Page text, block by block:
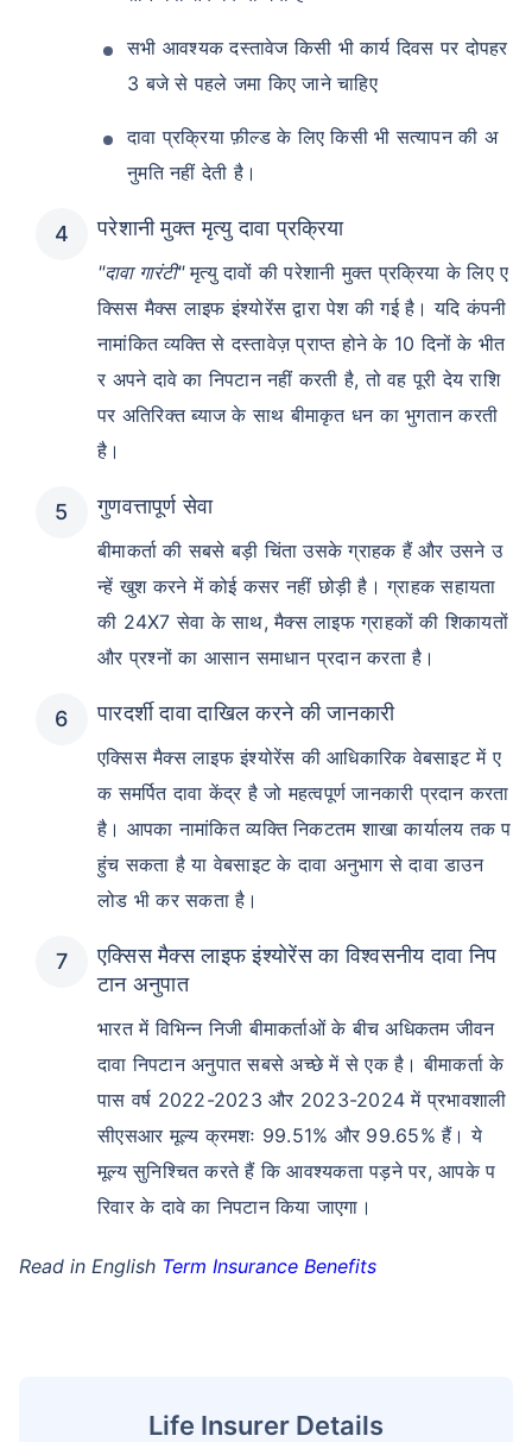
सभी आवश्यक दस्तावेज किसी भी कार्य दिवस पर दोपहर
3 बजे से पहले जमा किए जाने चाहिए
दावा प्रक्रिया फ़ील्ड के लिए किसी भी सत्यापन की अ
नुमति नहीं देती है।
परेशानी मुक्त मृत्यु दावा प्रक्रिया
"दावा गारंटी"मृत्यु दावों की परेशानी मुक्त प्रक्रिया के लिए ए
क्सिस मैक्स लाइफ इंश्योरेंस द्वारा पेश की गई है। यदि कंपनी
नामांकित व्यक्ति से दस्तावेज़ प्राप्त होने के 10 दिनों के भीत
र अपने दावे का निपटान नहीं करती है, तो वह पूरी देय राशि
पर अतिरिक्त ब्याज के साथ बीमाकृत धन का भुगतान करती
है।
गुणवत्तापूर्ण सेवा
बीमाकर्ता की सबसे बड़ी चिंता उसके ग्राहक हैं और उसने उ
न्हें खुश करने में कोई कसर नहीं छोड़ी है। ग्राहक सहायता
की 24X7 सेवा के साथ, मैक्स लाइफ ग्राहकों की शिकायतों
और प्रश्नों का आसान समाधान प्रदान करता है।
पारदर्शी दावा दाखिल करने की जानकारी
एक्सिस मैक्स लाइफ इंश्योरेंस की आधिकारिक वेबसाइट में ए
क समर्पित दावा केंद्र है जो महत्वपूर्ण जानकारी प्रदान करता
है। आपका नामांकित व्यक्ति निकटतम शाखा कार्यालय तक प
हुंच सकता है या वेबसाइट के दावा अनुभाग से दावा डाउन
लोड भी कर सकता है।
एक्सिस मैक्स लाइफ इंश्योरेंस का विश्वसनीय दावा निप
टान अनुपात
भारत में विभिन्न निजी बीमाकर्ताओं के बीच अधिकतम जीवन
दावा निपटान अनुपात सबसे अच्छे में से एक है। बीमाकर्ता के
पास वर्ष 2022-2023 और 2023-2024 में प्रभावशाली
सीएसआर मूल्य क्रमशः 99.51% और 99.65% हैं। ये
मूल्य सुनिश्चित करते हैं कि आवश्यकता पड़ने पर, आपके प
रिवार के दावे का निपटान किया जाएगा।
Read in English Term Insurance Benefits
Life Insurer Details
₹ 1,376/माह *
आपके परिवार की सुरक्षा बस एक कदम दूर है
सही प्लान चुनें
कोई पूर्व-मौजूदा बीमारी नहीं है, 36 वर्ष की आयु तक कवर। *₹630 प्रति माह, 1 करोड़ के टर्म लाइफ इंश्योरेंस की शुरुआती
कीमत है — एक गैर-धूम्रपान करने वाले व्यक्ति के लिए, जिसे कोई पूर्व-मौजूदा बीमारी नहीं है, 46 वर्ष की आयु तक कवर।
*₹1,376 प्रति माह, 1 करोड़ के टर्म लाइफ इंश्योरेंस की शुरुआती कीमत है — एक गैर-धूम्रपान करने वाले व्यक्ति के लिए, जिसे
कोई पूर्व-मौजूदा बीमारी नहीं है, 56 वर्ष की आयु तक कवर।